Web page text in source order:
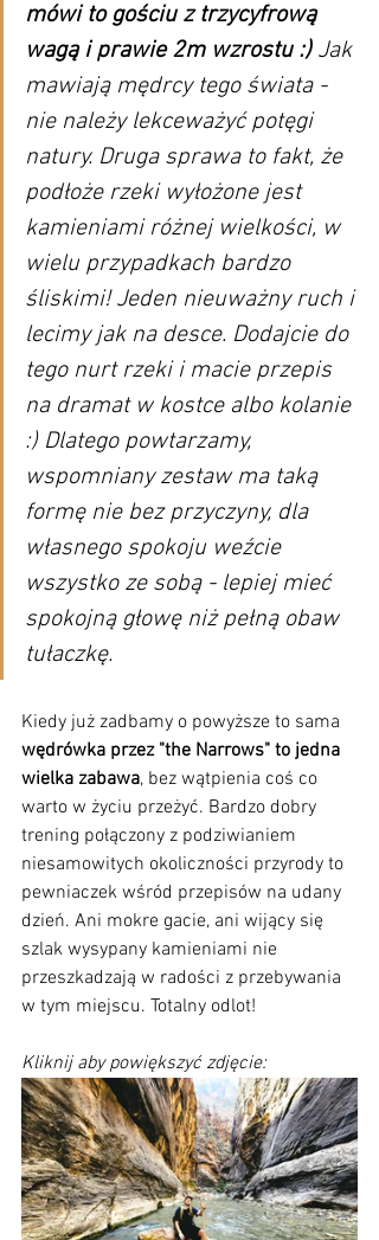
mówi to gościu z trzycyfrową
wagą i prawie 2m wzrostu :) Jak
mawiają mędrcy tego świata -
nie należy lekceważyć potęgi
natury. Druga sprawa to fakt, że
podłoże rzeki wyłożone jest
kamieniami różnej wielkości, w
wielu przypadkach bardzo
śliskimi! Jeden nieuważny ruch i
lecimy jak na desce. Dodajcie do
tego nurt rzeki i macie przepis
na dramat w kostce albo kolanie
:) Dlatego powtarzamy,
wspomniany zestaw ma taką
formę nie bez przyczyny, dla
własnego spokoju weźcie
wszystko ze sobą - lepiej mieć
spokojną głowę niż pełną obaw
tułaczkę.
Kiedy już zadbamy o powyższe to sama
wędrówka przez "the Narrows" to jedna
wielka zabawa, bez wątpienia coś co
warto w życiu przeżyć. Bardzo dobry
trening połączony z podziwianiem
niesamowitych okoliczności przyrody to
pewniaczek wśród przepisów na udany
dzień. Ani mokre gacie, ani wijący się
szlak wysypany kamieniami nie
przeszkadzają w radości z przebywania
w tym miejscu. Totalny odlot!
Kliknij aby powiększyć zdjęcie: